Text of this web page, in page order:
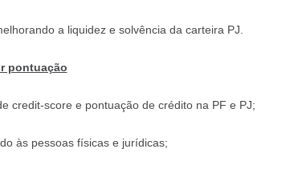
a liquidez e solvência da carteira PJ.
pontuação
credit-score e pontuação de crédito na PF e PJ;
às pessoas físicas e jurídicas;